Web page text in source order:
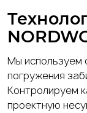
Мы используем
погружения
Контролируем
проектную